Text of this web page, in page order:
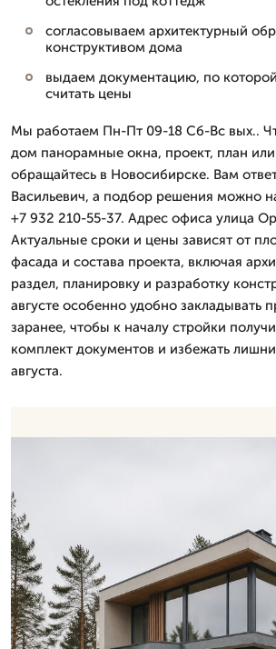
согласовываем архитектурный
конструктивом дома
выдаем документацию, по
считать цены
Мы работаем Пн-Пт 09-18 Сб-Вс вых..
дом панорамные окна, проект, план
обращайтесь в Новосибирске. Вам
Васильевич, а подбор решения можно
+7 932 210-55-37. Адрес офиса улица
Актуальные сроки и цены зависят от
фасада и состава проекта, включая
раздел, планировку и разработку
августе особенно удобно закладывать
заранее, чтобы к началу стройки
комплект документов и избежать
августа.